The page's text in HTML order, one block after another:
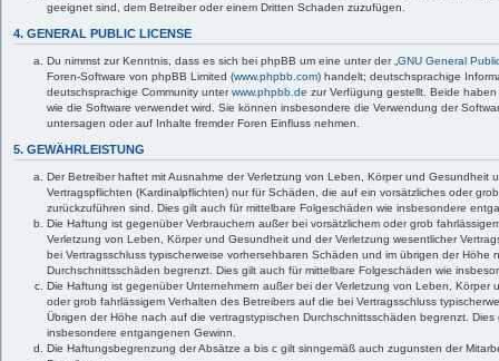
geeignet sind, dem Betreiber oder einem Dritten Schaden zuzufügen.
4. GENERAL PUBLIC LICENSE
Du nimmst zur Kenntnis, dass es sich bei phpBB um eine unter der „ GNU General
Foren-Software von phpBB Limited (www.phpbb.com) handelt; deutschsprachige
deutschsprachige Community unterwww.phpbb.de zur Verfügung gestellt. Beide
wie die Software verwendet wird. Sie können insbesondere die Verwendung der
untersagen oder auf Inhalte fremder Foren Einfluss nehmen.
5. GEWÄHRLEISTUNG
Der Betreiber haftet mit Ausnahme der Verletzung von Leben, Körper und Gesundheit
Vertragspflichten (Kardinalpflichten) nur für Schäden, die auf ein vorsätzliches oder
zurückzuführen sind. Dies gilt auch für mittelbare Folgeschäden wie insbesondere
Die Haftung ist gegenüber Verbrauchern außer bei vorsätzlichem oder grob
Verletzung von Leben, Körper und Gesundheit und der Verletzung wesentlicher
bei Vertragsschluss typischerweise vorhersehbaren Schäden und im übrigen der Höhe
Durchschnittsschäden begrenzt. Dies gilt auch für mittelbare Folgeschäden wie
Die Haftung ist gegenüber Unternehmern außer bei der Verletzung von Leben, Körper
oder grob fahrlässigem Verhalten des Betreibers auf die bei Vertragsschluss
Übrigen der Höhe nach auf die vertragstypischen Durchschnittsschäden begrenzt.
insbesondere entgangenen Gewinn.
Die Haftungsbegrenzung der Absätze a bis c gilt sinngemäß auch zugunsten der